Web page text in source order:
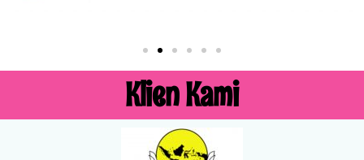
Klien Kami